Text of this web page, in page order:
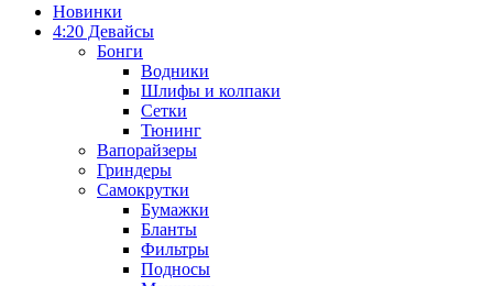
Новинки
4:20 Девайсы
Бонги
Водники
Шлифы и колпаки
Сетки
Тюнинг
Вапорайзеры
Гриндеры
Самокрутки
Бумажки
Бланты
Фильтры
Подносы